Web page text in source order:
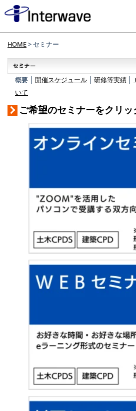
HOME> セミナー
概要 │ 開催スケジュール 研修等実績
いて
ご希望のセミナーをクリッ